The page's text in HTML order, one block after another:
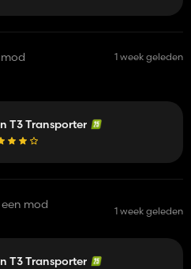
1 week geleden
T3 Transporter
mod 1 week geleden
T3 Transporter